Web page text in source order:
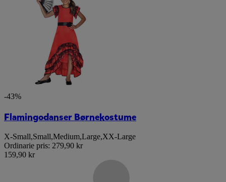
-43%
Flamingodanser Børnekostume
X-Small,Small,Medium,Large,XX-Large
Ordinarie pris: 279,90 kr
159,90 kr